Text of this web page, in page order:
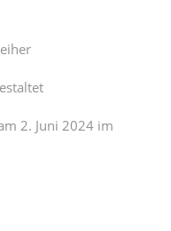
2. Juni 2024 im